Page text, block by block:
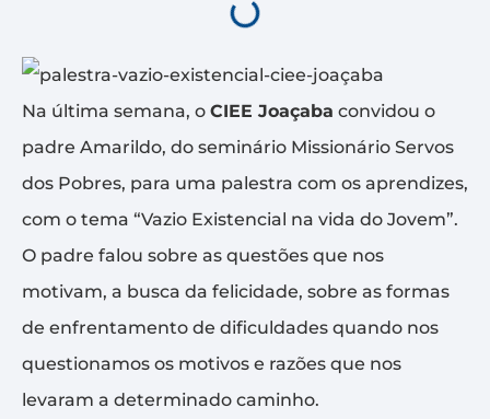
Na última semana, o CIEE Joaçaba convidou o
padre Amarildo, do seminário Missionário Servos
dos Pobres, para uma palestra com os aprendizes,
com o tema “Vazio Existencial na vida do Jovem”.
O padre falou sobre as questões que nos
motivam, a busca da felicidade, sobre as formas
de enfrentamento de dificuldades quando nos
questionamos os motivos e razões que nos
levaram a determinado caminho.